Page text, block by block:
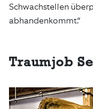
Schwachstellen
abhandenkommt.“
Traumjob